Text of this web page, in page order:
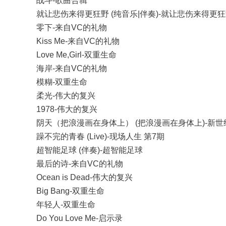
就让悲伤来得更狂野 (纯音乐|伴奏)-就让悲伤来得更
零下-来自VC的礼物
Kiss Me-来自VC的礼物
Love Me,Girl-双重生命
海岸-来自VC的礼物
模糊-双重生命
柔光-伟大的复兴
1978-伟大的复兴
阴天（把浪漫画在身体上） (把浪漫画在身体上)-新世
躁不完的青春 (Live)-现场人生 第7期
超智能足球 (伴奏)-超智能足球
最后的诗-来自VC的礼物
Ocean is Dead-伟大的复兴
Big Bang-双重生命
年轻人-双重生命
Do You Love Me-启示录